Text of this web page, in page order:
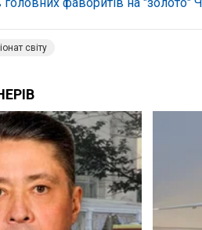
світу